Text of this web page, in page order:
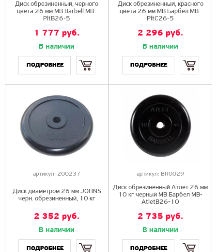
Диск обрезиненный, черного
цвета 26 мм MB Barbell MB-
PltB26-5
1 777 руб.
В наличии
ПОДРОБНЕЕ
Диск обрезиненный, красного
цвета 26 мм МВ Барбел MB-
PltC26-5
2 296 руб.
В наличии
ПОДРОБНЕЕ
артикул: 200237
Диск диаметром 26 мм JOHNS
черн. обрезиненный, 10 кг
2 352 руб.
В наличии
ПОДРОБНЕЕ
артикул: BR0029
Диск обрезиненный Атлет 26 мм
10 кг черный МВ Барбел MB-
AtletB26-10
2 735 руб.
В наличии
ПОДРОБНЕЕ